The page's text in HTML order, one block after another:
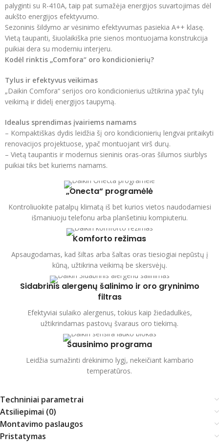
palyginti su R-410A, taip pat sumažėja energijos suvartojimas dėl
aukšto energijos efektyvumo.
Sezoninis šildymo ar vėsinimo efektyvumas pasiekia A++ klasę.
Vietą taupanti, šiuolaikiška prie sienos montuojama konstrukcija
puikiai dera su moderniu interjeru.
Kodėl rinktis „Comfora“ oro kondicionierių?
Tylus ir efektyvus veikimas
„Daikin Comfora“ serijos oro kondicionierius užtikrina ypač tylų
veikimą ir didelį energijos taupymą.
Idealus sprendimas įvairiems namams
– Kompaktiškas dydis leidžia šį oro kondicionierių lengvai pritaikyti
renovacijos projektuose, ypač montuojant virš durų.
– Vietą taupantis ir modernus sieninis oras-oras šilumos siurblys
puikiai tiks bet kuriems namams.
„Onecta“ programėlė
Kontroliuokite patalpų klimatą iš bet kurios vietos naudodamiesi
išmaniuoju telefonu arba planšetiniu kompiuteriu.
Komforto režimas
Apsaugodamas, kad šiltas arba šaltas oras tiesiogiai nepūstų į
kūną, užtikrina veikimą be skersvėjų.
Sidabrinis alergenų šalinimo ir oro gryninimo
filtras
Efektyviai sulaiko alergenus, tokius kaip žiedadulkės,
užtikrindamas pastovų švaraus oro tiekimą.
Sausinimo programa
Leidžia sumažinti drėkinimo lygį, nekeičiant kambario
temperatūros.
Techniniai parametrai
Atsiliepimai (0)
Montavimo paslaugos
Pristatymas